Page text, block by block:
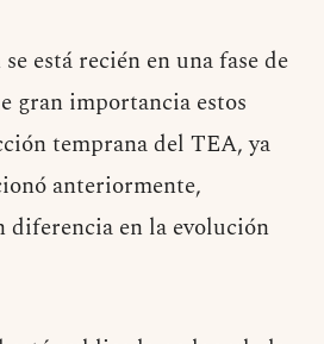
está recién en una fase de
gran importancia estos
temprana del TEA, ya
anteriormente,
diferencia en la evolución